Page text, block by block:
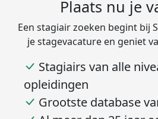
Plaats nu je
Een stagiair zoeken begint bij
je stagevacature en geniet
Stagiairs van alle